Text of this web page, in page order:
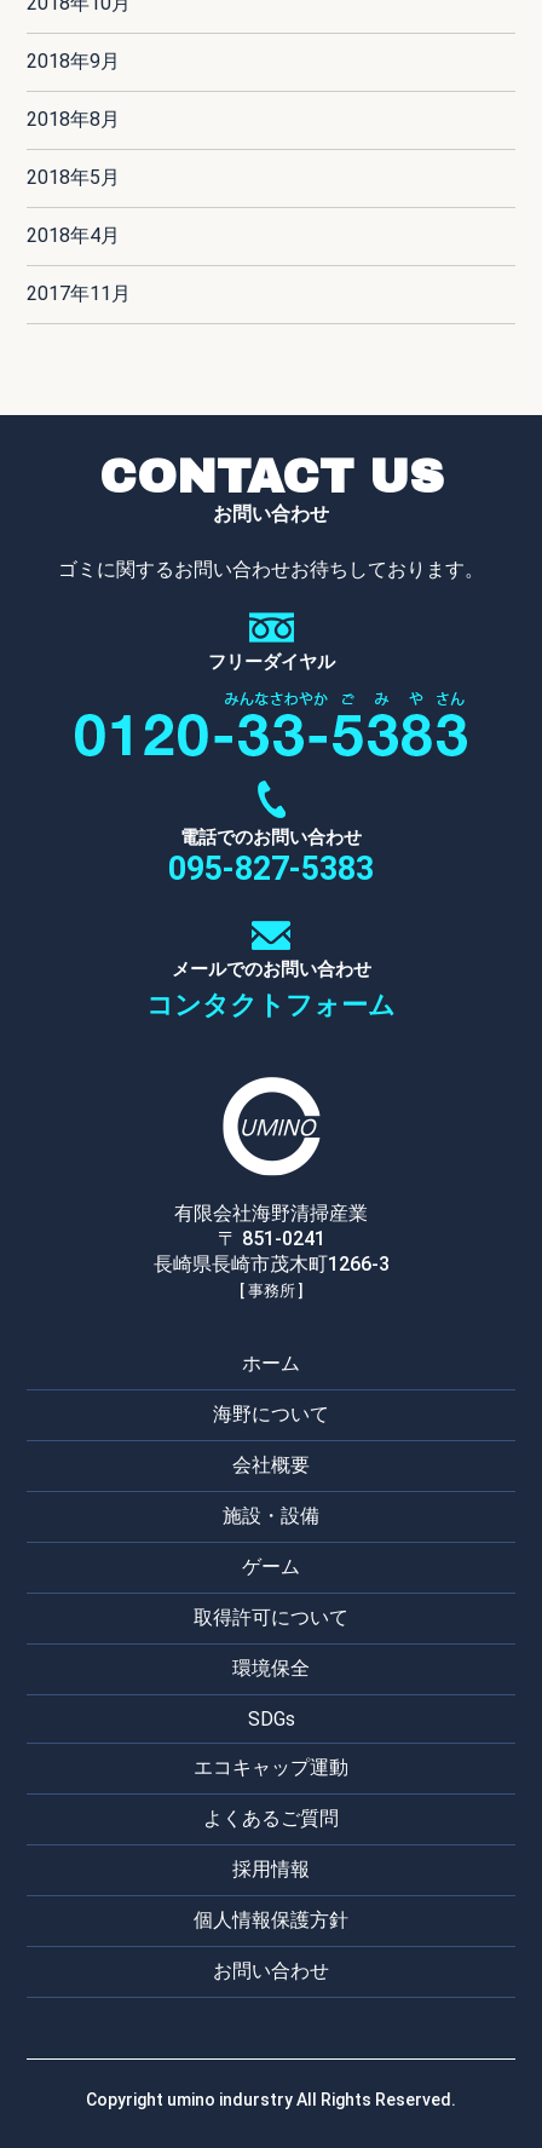
2018年9月
2018年8月
2018年5月
2018年4月
2017年11月
CONTACT US
お問い合わせ
ゴミに関するお問い合わせお待ちしております。
フリーダイヤル
電話でのお問い合わせ
095-827-5383
メールでのお問い合わせ
コンタクトフォーム
有限会社海野清掃産業
〒 851-0241
長崎県長崎市茂木町1266-3
[ 事務所 ]
ホーム
海野について
会社概要
施設・設備
ゲーム
取得許可について
環境保全
SDGs
エコキャップ運動
よくあるご質問
採用情報
個人情報保護方針
お問い合わせ
Copyright umino indurstry All Rights Reserved.